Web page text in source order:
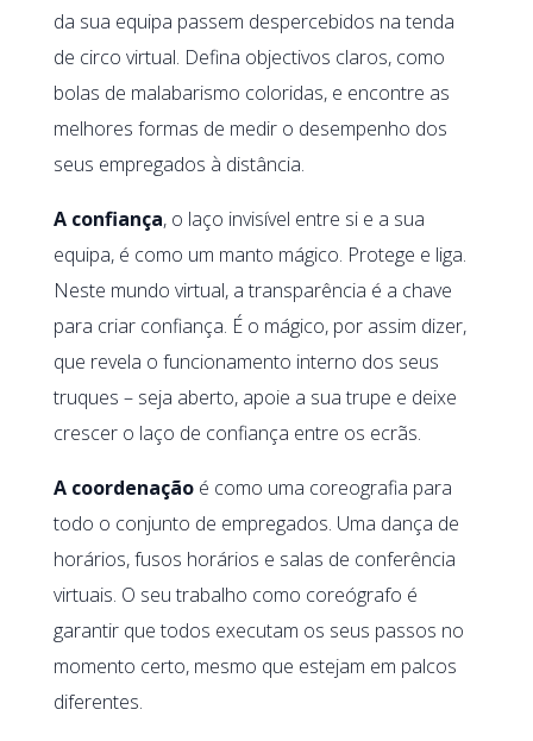
da sua equipa passem despercebidos na tenda
de circo virtual. Defina objectivos claros, como
bolas de malabarismo coloridas, e encontre as
melhores formas de medir o desempenho dos
seus empregados à distância.
A confiança, o laço invisível entre si e a sua
equipa, é como um manto mágico. Protege e liga.
Neste mundo virtual, a transparência é a chave
para criar confiança. É o mágico, por assim dizer,
que revela o funcionamento interno dos seus
truques – seja aberto, apoie a sua trupe e deixe
crescer o laço de confiança entre os ecrãs.
A coordenaçãoé como uma coreografia para
todo o conjunto de empregados. Uma dança de
horários, fusos horários e salas de conferência
virtuais. O seu trabalho como coreógrafo é
garantir que todos executam os seus passos no
momento certo, mesmo que estejam em palcos
diferentes.